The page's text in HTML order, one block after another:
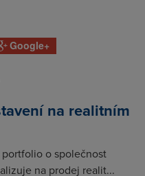
Google+
na realitním
o společnost
na prodej realit...